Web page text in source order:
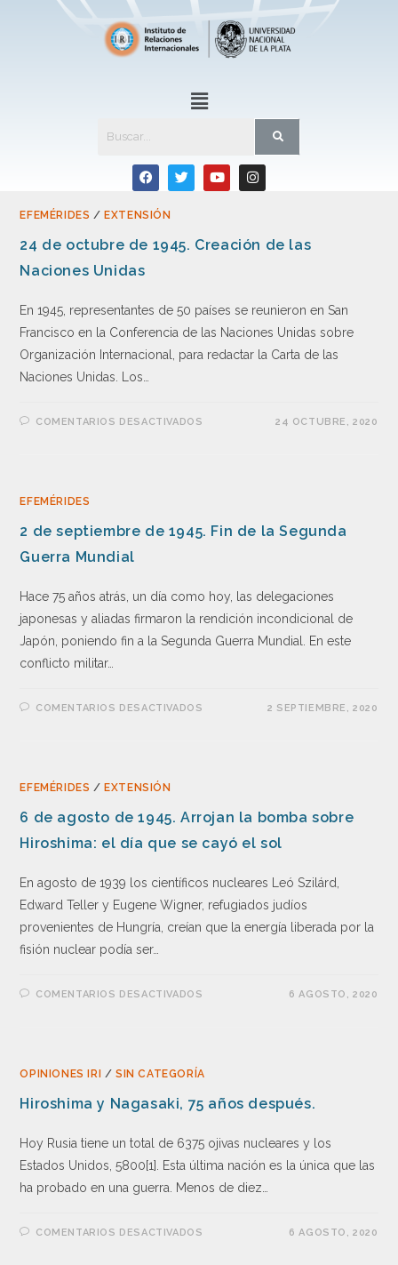
EFEMÉRIDES / EXTENSIÓN
24 de octubre de 1945. Creación de las
Naciones Unidas
En 1945, representantes de 50 países se reunieron en San
Francisco en la Conferencia de las Naciones Unidas sobre
Organización Internacional, para redactar la Carta de las
Naciones Unidas. Los…
COMENTARIOS DESACTIVADOS 24 OCTUBRE, 2020
EFEMÉRIDES
2 de septiembre de 1945. Fin de la Segunda
Guerra Mundial
Hace 75 años atrás, un día como hoy, las delegaciones
japonesas y aliadas firmaron la rendición incondicional de
Japón, poniendo fin a la Segunda Guerra Mundial. En este
conflicto militar…
COMENTARIOS DESACTIVADOS 2 SEPTIEMBRE, 2020
EFEMÉRIDES / EXTENSIÓN
6 de agosto de 1945. Arrojan la bomba sobre
Hiroshima: el día que se cayó el sol
En agosto de 1939 los científicos nucleares Leó Szilárd,
Edward Teller y Eugene Wigner, refugiados judíos
provenientes de Hungría, creían que la energía liberada por la
fisión nuclear podía ser…
COMENTARIOS DESACTIVADOS 6 AGOSTO, 2020
OPINIONES IRI /SIN CATEGORÍA
Hiroshima y Nagasaki, 75 años después.
Hoy Rusia tiene un total de 6375 ojivas nucleares y los
Estados Unidos, 5800[1]. Esta última nación es la única que las
ha probado en una guerra. Menos de diez…
COMENTARIOS DESACTIVADOS 6 AGOSTO, 2020